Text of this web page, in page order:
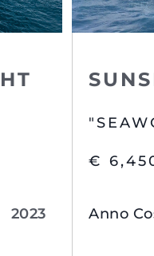
2023
€
Anno